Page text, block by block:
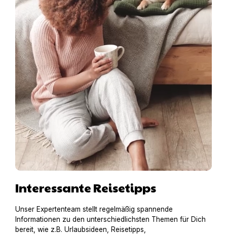
Interessante Reisetipps
Unser Expertenteam stellt regelmäßig spannende
Informationen zu den unterschiedlichsten Themen für Dich
bereit, wie z.B. Urlaubsideen, Reisetipps,